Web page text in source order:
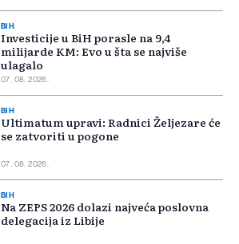
BIH
Investicije u BiH porasle na 9,4
milijarde KM: Evo u šta se najviše
ulagalo
07. 08. 2026.
BIH
Ultimatum upravi: Radnici Željezare će
se zatvoriti u pogone
07. 08. 2026.
BIH
Na ZEPS 2026 dolazi najveća poslovna
delegacija iz Libije